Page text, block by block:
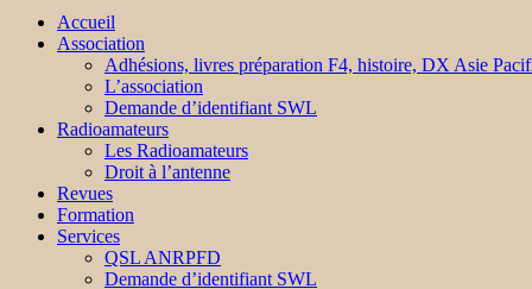
Accueil
Association
Adhésions, livres préparation F4, histoire, DX Asie
L’association
Demande d’identifiant SWL
Radioamateurs
Les Radioamateurs
Droit à l’antenne
Revues
Formation
Services
QSL ANRPFD
Demande d’identifiant SWL